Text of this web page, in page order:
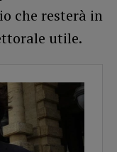
che resterà in
utile.